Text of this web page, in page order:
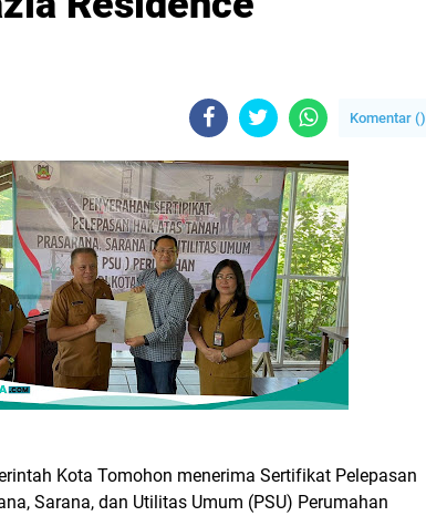
Komentar ()
Kota Tomohon menerima Sertifikat Pelepasan
Sarana, dan Utilitas Umum (PSU) Perumahan